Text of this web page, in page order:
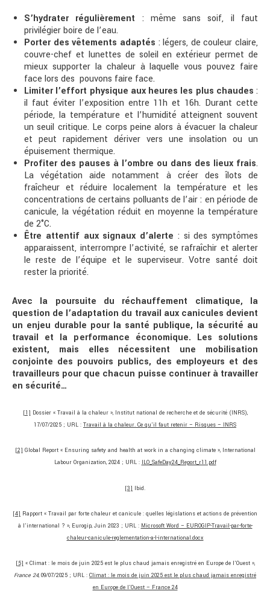
S’hydrater régulièrement : même sans soif, il faut
privilégier boire de l’eau.
Porter des vêtements adaptés : légers, de couleur claire,
couvre-chef et lunettes de soleil en extérieur permet de
mieux supporter la chaleur à laquelle vous pouvez faire
face lors des pouvons faire face.
Limiter l’effort physique aux heures les plus chaudes :
il faut éviter l’exposition entre 11h et 16h. Durant cette
période, la température et l’humidité atteignent souvent
un seuil critique. Le corps peine alors à évacuer la chaleur
et peut rapidement dériver vers une insolation ou un
épuisement thermique.
Profiter des pauses à l’ombre ou dans des lieux frais.
La végétation aide notamment à créer des îlots de
fraîcheur et réduire localement la température et les
concentrations de certains polluants de l’air : en période de
canicule, la végétation réduit en moyenne la température
de 2°C.
Être attentif aux signaux d’alerte : si des symptômes
apparaissent, interrompre l’activité, se rafraîchir et alerter
le reste de l’équipe et le superviseur. Votre santé doit
rester la priorité.
Avec la poursuite du réchauffement climatique, la
question de l’adaptation du travail aux canicules devient
un enjeu durable pour la santé publique, la sécurité au
travail et la performance économique. Les solutions
existent, mais elles nécessitent une mobilisation
conjointe des pouvoirs publics, des employeurs et des
travailleurs pour que chacun puisse continuer à travailler
en sécurité…
[1] Dossier « Travail à la chaleur », Institut national de recherche et de sécurité (INRS),
17/07/2025 ; URL : Travail à la chaleur. Ce qu’il faut retenir – Risques – INRS
[2] Global Report « Ensuring safety and health at work in a changing climate », International
Labour Organization, 2024 ; URL : ILO_SafeDay24_Report_r11.pdf
[3] Ibid.
[4] Rapport « Travail par forte chaleur et canicule : quelles législations et actions de prévention
à l’international ? », Eurogip, Juin 2023 ; URL : Microsoft Word – EUROGIP-Travail-par-forte-
chaleur-canicule-reglementation-a-l-international.docx
[5] « Climat : le mois de juin 2025 est le plus chaud jamais enregistré en Europe de l’Ouest »,
France 24, 09/07/2025 ; URL : Climat : le mois de juin 2025 est le plus chaud jamais enregistré
en Europe de l’Ouest – France 24